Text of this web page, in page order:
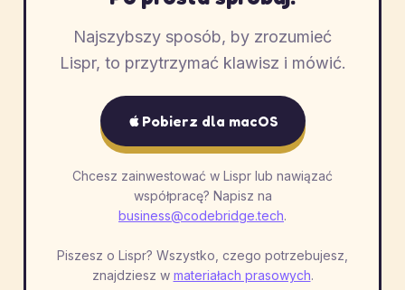
Najszybszy sposób, by zrozumieć
Lispr, to przytrzymać klawisz i mówić.
Pobierz dla macOS
Chcesz zainwestować w Lispr lub nawiązać
współpracę? Napisz na
business@codebridge.tech.
Piszesz o Lispr? Wszystko, czego potrzebujesz,
znajdziesz w materiałach prasowych.